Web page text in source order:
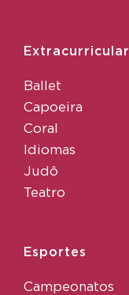
Extracurricular
Ballet
Capoeira
Coral
Idiomas
Judô
Teatro
Esportes
Campeonatos